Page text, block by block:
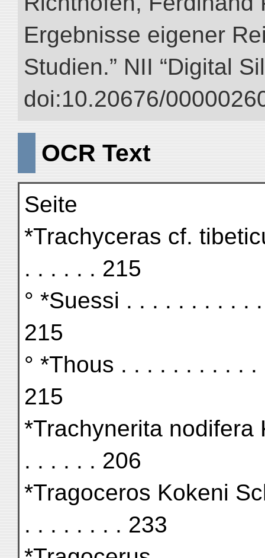
Ergebnisse eigener
Studien.” NII “Digital
doi:10.20676/
OCR Text
Seite
*Trachyceras cf.
. . . . . . 215
° *Suessi . . . . . . . . . .
215
° *Thous . . . . . . . . . .
215
*Trachynerita nodifera
. . . . . . 206
*Tragoceros Kokeni
. . . . . . . . 233